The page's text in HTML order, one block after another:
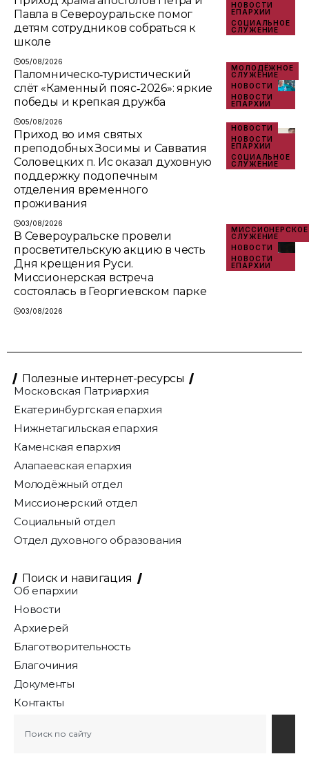
НОВОСТИ
ЕПАРХИИ
СОЦИАЛЬНОЕ
СЛУЖЕНИЕ
Павла в Североуральске помог
детям сотрудников собраться к
школе
05/08/2026
МОЛОДЁЖНОЕ
СЛУЖЕНИЕ
НОВОСТИ
НОВОСТИ
ЕПАРХИИ
Паломническо‑туристический
слёт «Каменный пояс‑2026»: яркие
победы и крепкая дружба
05/08/2026
НОВОСТИ
НОВОСТИ
ЕПАРХИИ
СОЦИАЛЬНОЕ
СЛУЖЕНИЕ
Приход во имя святых
преподобных Зосимы и Савватия
Соловецких п. Ис оказал духовную
поддержку подопечным
отделения временного
проживания
03/08/2026
МИССИОНЕРСКОЕ
СЛУЖЕНИЕ
НОВОСТИ
НОВОСТИ
ЕПАРХИИ
В Североуральске провели
просветительскую акцию в честь
Дня крещения Руси.
Миссионерская встреча
состоялась в Георгиевском парке
03/08/2026
Полезные интернет-ресурсы
Московская Патриархия
Екатеринбургская епархия
Нижнетагильская епархия
Каменская епархия
Алапаевская епархия
Молодёжный отдел
Миссионерский отдел
Социальный отдел
Отдел духовного образования
Поиск и навигация
Об епархии
Новости
Архиерей
Благотворительность
Благочиния
Документы
Контакты